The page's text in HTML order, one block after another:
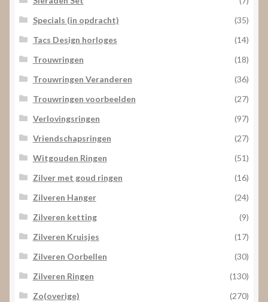
Specials (in opdracht)
(35)
Tacs Design horloges
(14)
Trouwringen
(18)
Trouwringen Veranderen
(36)
Trouwringen voorbeelden
(27)
Verlovingsringen
(97)
Vriendschapsringen
(27)
Witgouden Ringen
(51)
Zilver met goud ringen
(16)
Zilveren Hanger
(24)
Zilveren ketting
(9)
Zilveren Kruisjes
(17)
Zilveren Oorbellen
(30)
Zilveren Ringen
(130)
Zo(overige)
(270)